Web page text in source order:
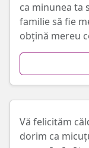
ca minunea ta
familie să fie
obțină mereu
Vă felicităm
dorim ca